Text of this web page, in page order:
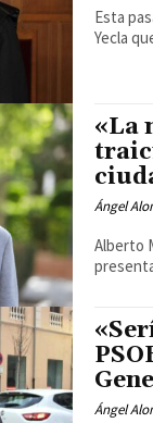
Esta
Yecla
«La
Ángel
Alberto
Ángel